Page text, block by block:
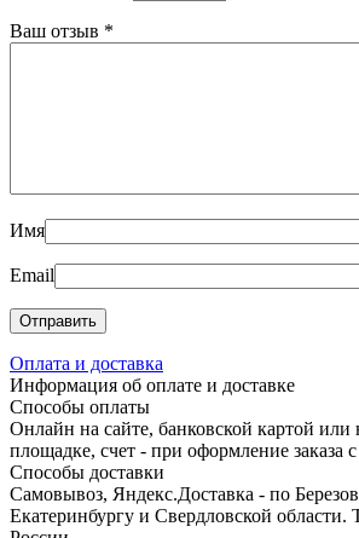
Ваш отзыв *
Имя
Email
Оплата и доставка
Информация об оплате и доставке
Способы оплаты
Онлайн на сайте, банковской картой
площадке, счет - при оформление заказа с
Способы доставки
Самовывоз, Яндекс.Доставка - по
Екатеринбургу и Свердловской